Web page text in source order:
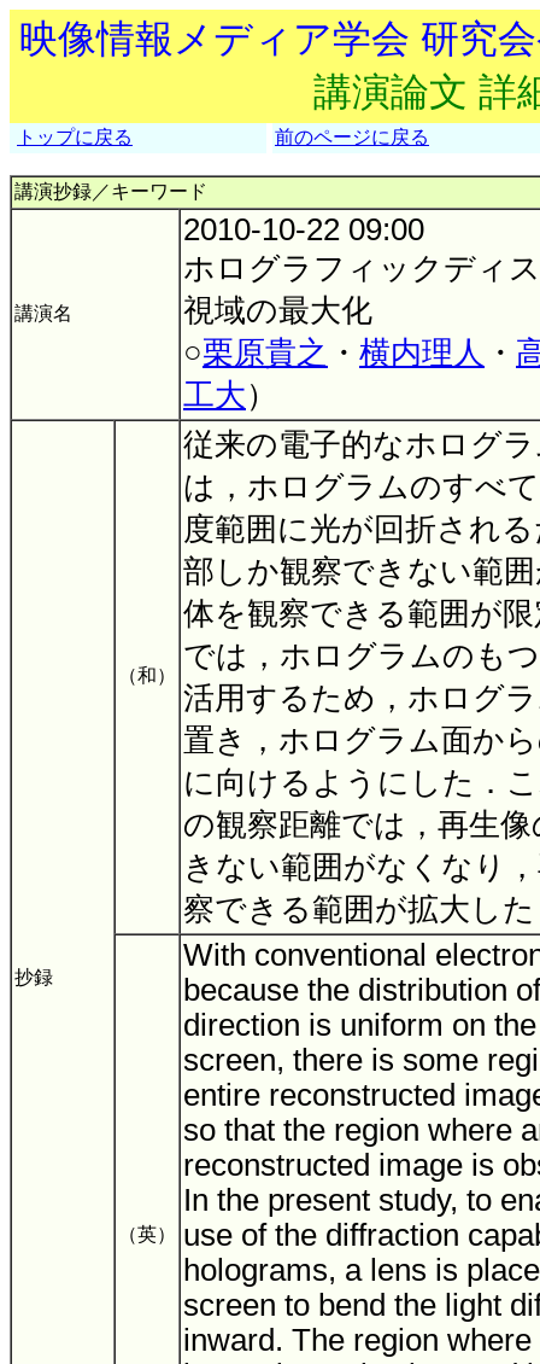
映像情報メディア学会 研究
講演論文 詳
トップに戻る 前のページに戻る
講演抄録／キーワード
講演名
2010-10-22 09:00
ホログラフィックディ
視域の最大化
○栗原貴之 ・ 横内理人 ・
工大）
抄録
（和）
従来の電子的なホログ
は，ホログラムのすべ
度範囲に光が回折され
部しか観察できない範
体を観察できる範囲が
では，ホログラムのも
活用するため，ホログ
置き，ホログラム面か
に向けるようにした．
の観察距離では，再生
きない範囲がなくなり
察できる範囲が拡大し
（英）
With conventional
because the distribution
direction is uniform on
screen, there is some
entire reconstructed
so that the region where
reconstructed image is
In the present study, to
use of the diffraction
holograms, a lens is
screen to bend the light
inward. The region